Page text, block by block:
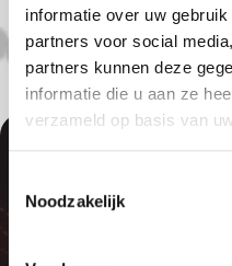
informatie over uw
partners voor social
partners kunnen deze
informatie die u aan ze
verzameld op basis van
Noodzakelijk